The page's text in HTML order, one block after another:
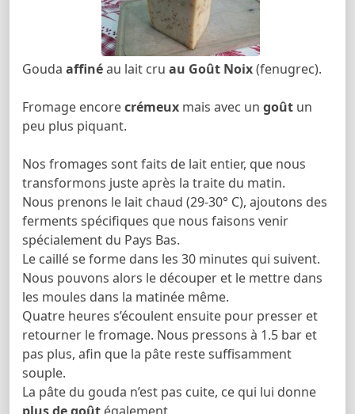
Gouda affinéau lait cru au Goût Noix(fenugrec).
Fromage encorecrémeux mais avec un goût un
peu plus piquant.
Nos fromages sont faits de lait entier, que nous
transformons juste après la traite du matin.
Nous prenons le lait chaud (29-30° C), ajoutons des
ferments spécifiques que nous faisons venir
spécialement du Pays Bas.
Le caillé se forme dans les 30 minutes qui suivent.
Nous pouvons alors le découper et le mettre dans
les moules dans la matinée même.
Quatre heures s’écoulent ensuite pour presser et
retourner le fromage. Nous pressons à 1.5 bar et
pas plus, afin que la pâte reste suffisamment
souple.
La pâte du gouda n’est pas cuite, ce qui lui donne
plus de goût également.